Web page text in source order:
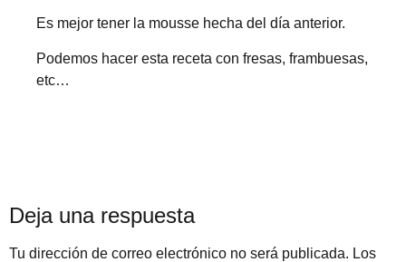
Es mejor tener la mousse hecha del día anterior.
Podemos hacer esta receta con fresas, frambuesas,
etc…
Deja una respuesta
Tu dirección de correo electrónico no será publicada. Los